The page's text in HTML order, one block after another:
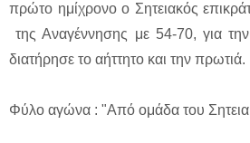
πρώτο ημίχρονο ο Σητειακός
της Αναγέννησης με 54-70, για
διατήρησε το αήττητο και την πρωτιά.
Φύλο αγώνα : "Από ομάδα του